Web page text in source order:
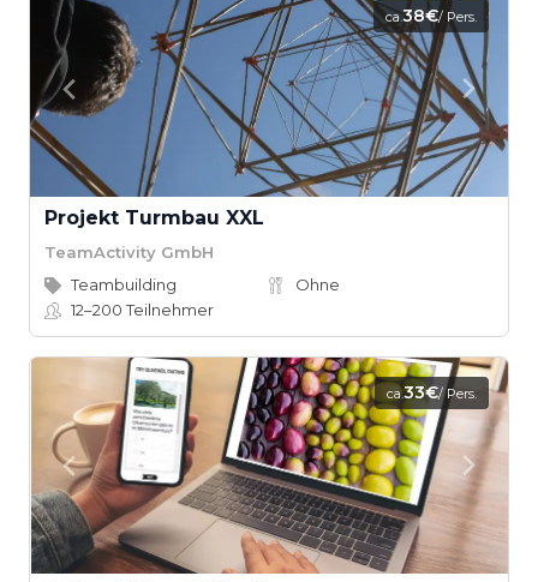
ca.38€/ Pers.
Projekt Turmbau XXL
TeamActivity GmbH
Teambuilding
Ohne
12–200Teilnehmer
ca.33€/ Pers.